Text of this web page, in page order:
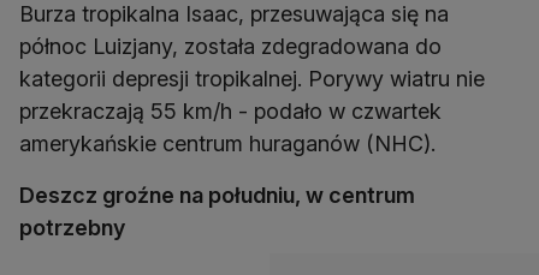
Burza tropikalna Isaac, przesuwająca się na
północ Luizjany, została zdegradowana do
kategorii depresji tropikalnej. Porywy wiatru nie
przekraczają 55 km/h - podało w czwartek
amerykańskie centrum huraganów (NHC).
Deszcz groźne na południu, w centrum
potrzebny